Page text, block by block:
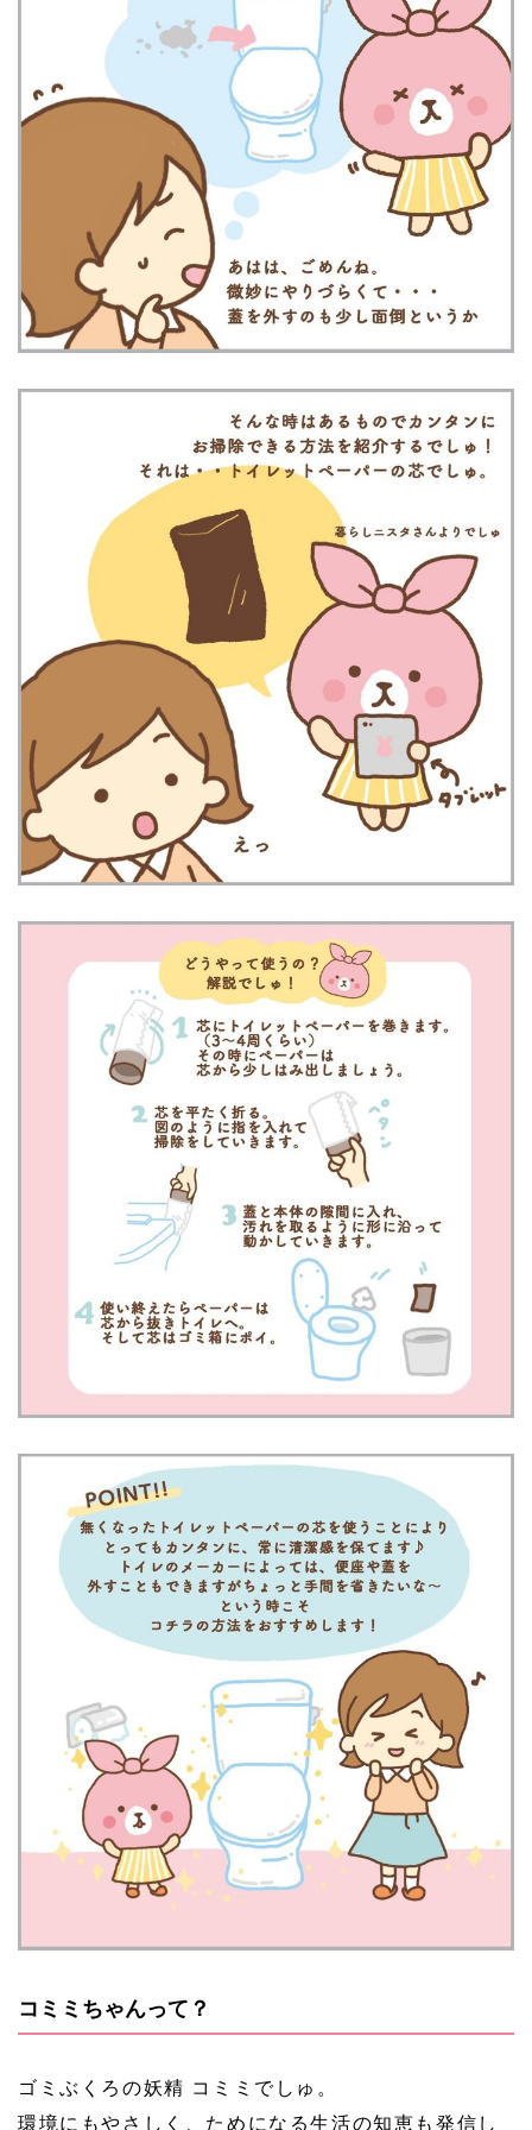
コミミちゃんって？
ゴミぶくろの妖精 コミミでしゅ。
環境にもやさしく、ためになる生活の知恵も発信し